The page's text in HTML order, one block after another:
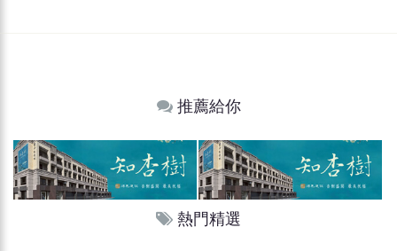
推薦給你
熱門精選